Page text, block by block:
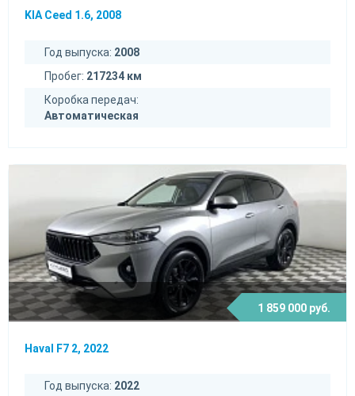
KIA Ceed 1.6, 2008
Год выпуска: 2008
Пробег: 217234 км
Коробка передач:
Автоматическая
1 859 000 руб.
Haval F7 2, 2022
Год выпуска: 2022